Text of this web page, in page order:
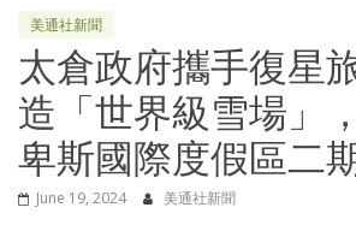
美通社新聞
太倉政府攜手復星
造「世界級雪場」
卑斯國際度假區二
June 19, 2024 美通社新聞